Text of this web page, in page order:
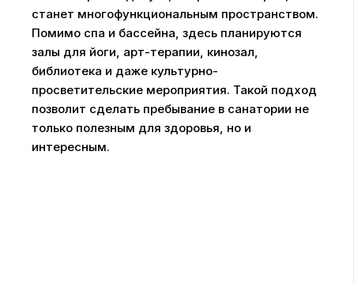
станет многофункциональным пространством.
Помимо спа и бассейна, здесь планируются
залы для йоги, арт-терапии, кинозал,
библиотека и даже культурно-
просветительские мероприятия. Такой подход
позволит сделать пребывание в санатории не
только полезным для здоровья, но и
интересным.